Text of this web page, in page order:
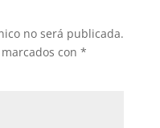
no será publicada.
con *